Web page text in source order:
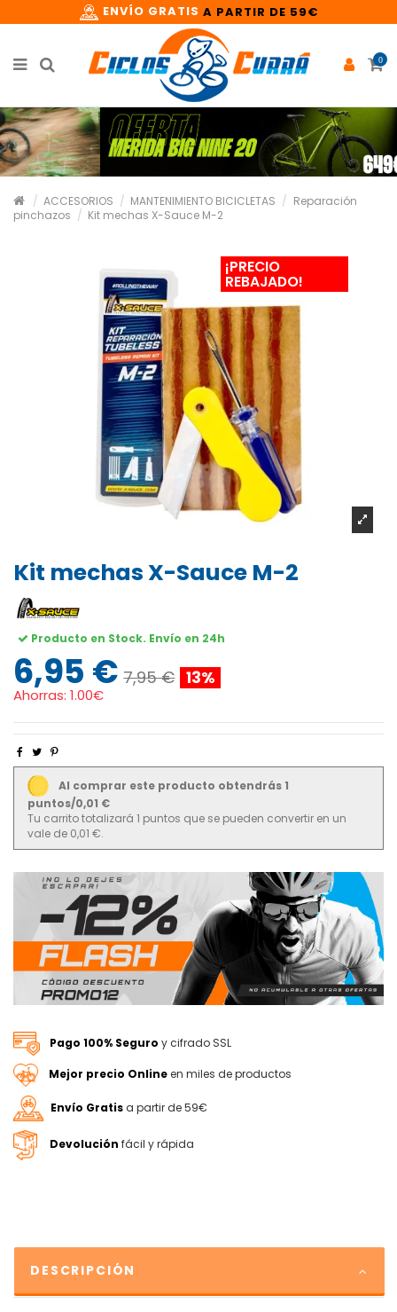
ENVÍO GRATIS A PARTIR DE 59€
0
ACCESORIOS MANTENIMIENTO BICICLETAS
Reparación
pinchazos
Kit mechas X-Sauce M-2
¡PRECIO
REBAJADO!
Kit mechas X-Sauce M-2
Producto en Stock. Envío en 24h
6,95 € 7,95 € 13%
Ahorras: 1.00€
Al comprar este producto obtendrás 1
puntos/0,01 €
Tu carrito totalizará 1 puntos que se pueden convertir en un
vale de 0,01 €.
Pago 100% Seguro y cifrado SSL
Mejor precio Onlineen miles de productos
Envío Gratisa partir de 59€
Devolución fácil y rápida
DESCRIPCIÓN